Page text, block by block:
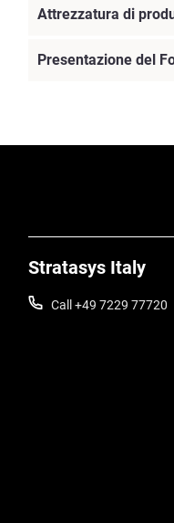
Attrezzatura di
Presentazione del
Stratasys Italy
Call +49 7229 77720